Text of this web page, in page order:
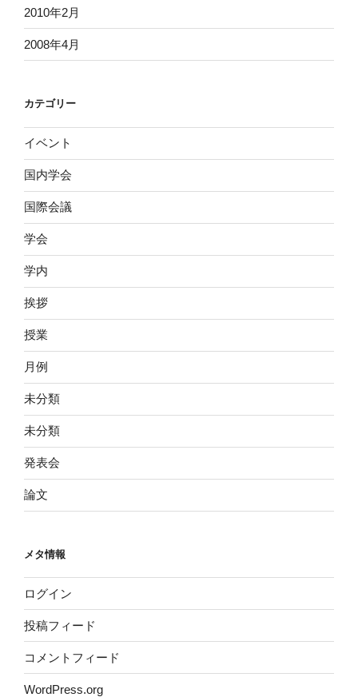
2010年2月
2008年4月
カテゴリー
イベント
国内学会
国際会議
学会
学内
挨拶
授業
月例
未分類
未分類
発表会
論文
メタ情報
ログイン
投稿フィード
コメントフィード
WordPress.org